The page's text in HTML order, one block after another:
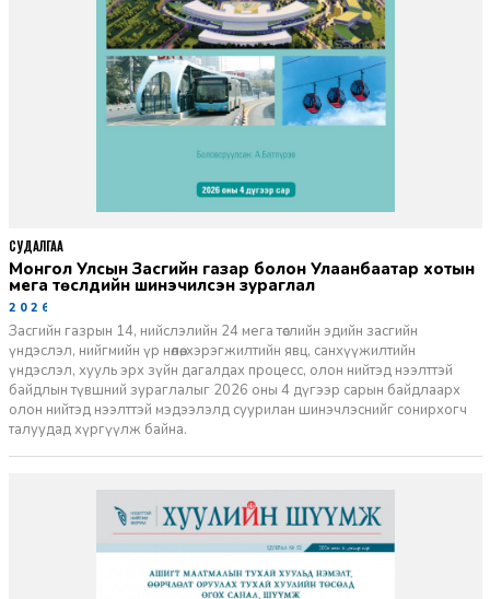
Монгол Улсын Засгийн газар болон Улаанбаатар хотын
мега төслүүдийн шинэчилсэн зураглал
2026-06-29
Засгийн газрын 14, нийслэлийн 24 мега төслийн эдийн засгийн
үндэслэл, нийгмийн үр нөлөө, хэрэгжилтийн явц, санхүүжилтийн
үндэслэл, хууль эрх зүйн дагалдах процесс, олон нийтэд нээлттэй
байдлын түвшний зураглалыг 2026 оны 4 дүгээр сарын байдлаарх
олон нийтэд нээлттэй мэдээлэлд суурилан шинэчлэснийг сонирхогч
талуудад хүргүүлж байна.
СУДАЛГАА